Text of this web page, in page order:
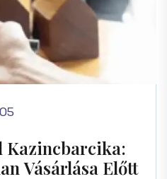
Kazincbarcika:
Vásárlása Előtt